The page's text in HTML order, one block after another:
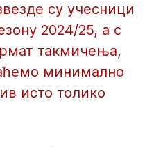
су учесници
2024/25, а с
такмичења,
минимално
исто толико